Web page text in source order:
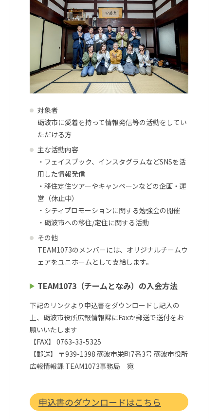
対象者
砺波市に愛着を持って情報発信等の活動をしてい
ただける方
主な活動内容
・フェイスブック、インスタグラムなどSNSを活
用した情報発信
・移住定住ツアーやキャンペーンなどの企画・運
営（休止中）
・シティプロモーションに関する勉強会の開催
・砺波市への移住/定住に関する活動
その他
TEAM1073のメンバーには、オリジナルチームウ
ェアをユニホームとして支給します。
TEAM1073（チームとなみ）の入会方法
下記のリンクより申込書をダウンロードし記入の
上、砺波市役所広報情報課にFaxか郵送で送付をお
願いいたします
【FAX】 0763-33-5325
【郵送】 〒939-1398 砺波市栄町7番3号 砺波市役所
広報情報課 TEAM1073事務局 宛
申込書のダウンロードはこちら